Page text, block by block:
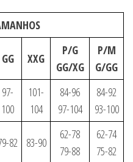
GG XXG
P/G
GG/XG
P/M
G/GG
97-
100
101-
104
84-96
97-104
84-92
93-100
82 83-90
62-78
79-88
62-74
75-82